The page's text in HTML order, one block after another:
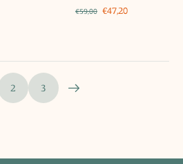
€59,00 €47,20
2 3